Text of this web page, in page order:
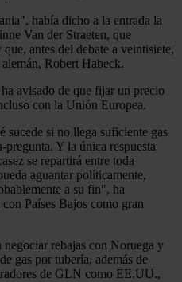
había dicho a la entrada la
Van der Straeten, que
antes del debate a veintisiete,
Robert Habeck.
avisado de que fijar un precio
con la Unión Europea.
sucede si no llega suficiente gas
pregunta. Y la única respuesta
se repartirá entre toda
aguantar políticamente,
a su fin", ha
Países Bajos como gran
rebajas con Noruega y
gas por tubería, además de
de GLN como EE.UU.,